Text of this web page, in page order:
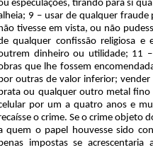
especulações, tirando para si
9 – usar de qualquer
tivesse em vista, ou não
qualquer confissão religiosa e
dinheiro ou utilidade; 11
que lhe fossem
outras de valor inferior;
ou qualquer outro metal fino
por um a quatro anos e
o crime. Se o crime objeto
quem o papel houvesse sido
impostas se